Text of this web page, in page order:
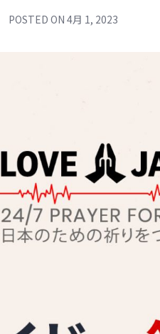
POSTED ON 4月 1, 2023